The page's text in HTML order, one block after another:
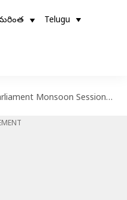
Telugu
Monsoon Sessions: నేటి నుంచి పార్లమెంట్ వర్షాకాల సెషన్‌ ప్రారంభం.. విపక్షాల ఎజెండాకు కేంద్రం రెడీ